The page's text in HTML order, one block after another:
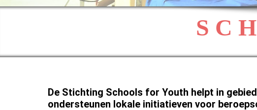
S C
De Stichting Schools for Youth helpt in
ondersteunen lokale initiatieven voor